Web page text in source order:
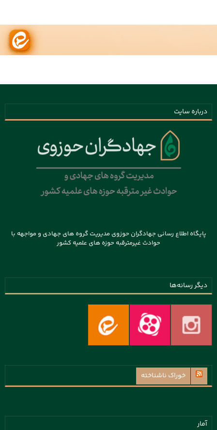
درباره سایت
پایگاه اطلاع رسانی جهادگران حوزوی مدیریت گروه های جهادی و مواجهه با
حوادث غیرمترقبه حوزه های علمیه کشور
دیگر رسانه‌ها
خوراک ناشناخته
آمار